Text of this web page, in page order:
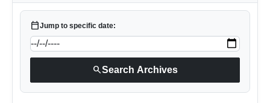
calendar_todayJump to specific date:
searchSearch Archives